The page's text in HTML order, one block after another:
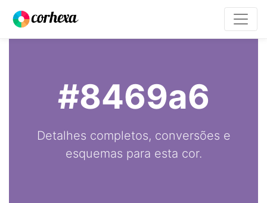
#8469a6
Detalhes completos, conversões e
esquemas para esta cor.